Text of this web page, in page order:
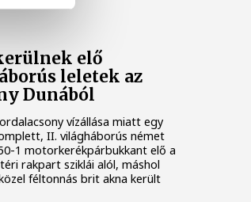
elő
leletek az
Dunából
vízállása miatt egy
II. világháborús német
1 motorkerékpárbukkant elő a
rakpart sziklái alól, máshol
féltonnás brit akna került